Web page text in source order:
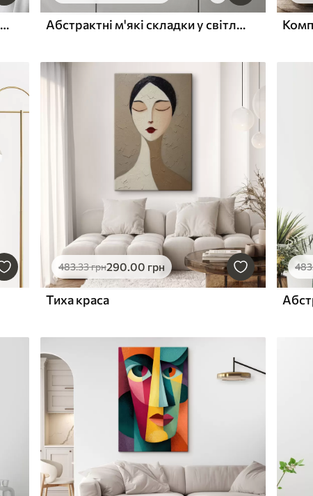
Абстрактне мистецтво з переплітаючимися органічними фігурами зеленого та кремового кольорів Абстрактні м'які складки у світло-бежевих відтінках
483.33грн290.00 грн
Тиха краса
483